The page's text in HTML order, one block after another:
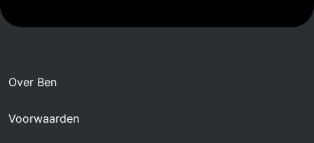
Over Ben
Voorwaarden